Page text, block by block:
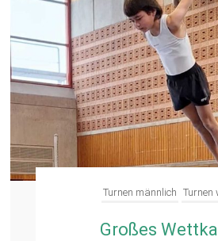
Turnen männlich Turnen
Großes